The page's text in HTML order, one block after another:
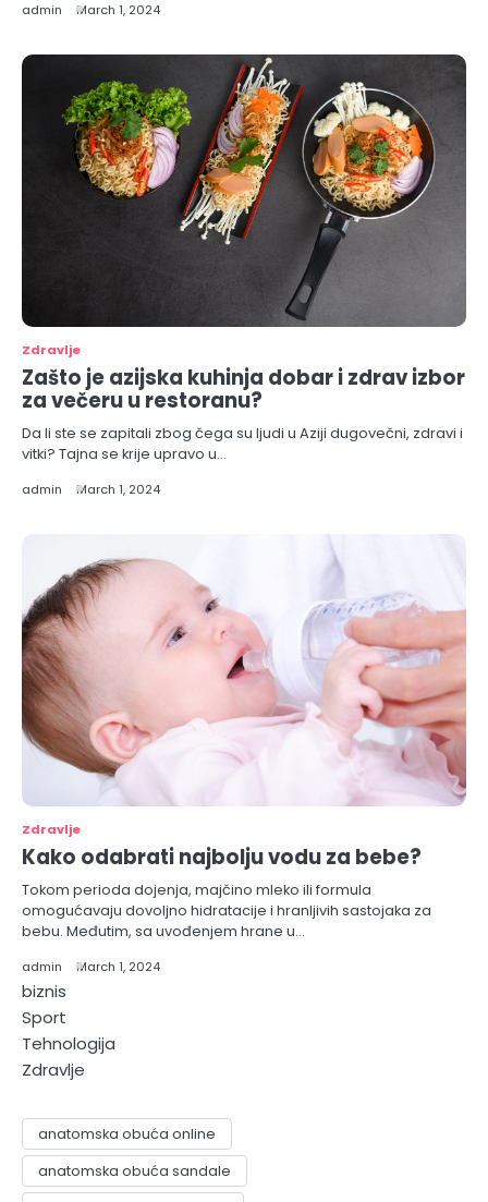
admin March 1, 2024
Zdravlje
Zašto je azijska kuhinja dobar i zdrav izbor
za večeru u restoranu?
Da li ste se zapitali zbog čega su ljudi u Aziji dugovečni, zdravi i
vitki? Tajna se krije upravo u…
admin March 1, 2024
Zdravlje
Kako odabrati najbolju vodu za bebe?
Tokom perioda dojenja, majčino mleko ili formula
omogućavaju dovoljno hidratacije i hranljivih sastojaka za
bebu. Međutim, sa uvođenjem hrane u…
admin March 1, 2024
biznis
Sport
Tehnologija
Zdravlje
anatomska obuća online
anatomska obuća sandale